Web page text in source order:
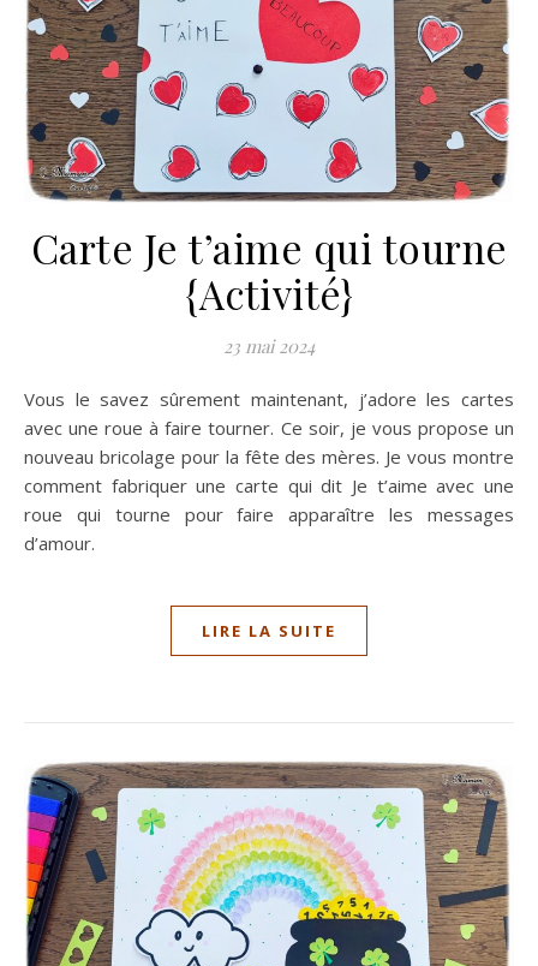
Carte Je t’aime qui tourne
{Activité}
23 mai 2024
Vous le savez sûrement maintenant, j’adore les cartes
avec une roue à faire tourner. Ce soir, je vous propose un
nouveau bricolage pour la fête des mères. Je vous montre
comment fabriquer une carte qui dit Je t’aime avec une
roue qui tourne pour faire apparaître les messages
d’amour.
LIRE LA SUITE